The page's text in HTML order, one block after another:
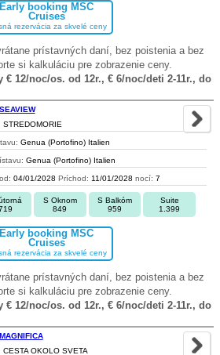
Early booking MSC
Cruises
rezervácia za skvelé ceny
prístavných daní, bez poistenia a bez
si kalkuláciu pre zobrazenie ceny.
12/noc/os. od 12r., € 6/noc/deti 2-11r., do
STREDOMORIE
Genua (Portofino) Italien
Genua (Portofino) Italien
04/01/2028 Príchod: 11/01/2028 nocí: 7
S Oknom
849
S Balkóm
959
Suite
1.399
Early booking MSC
Cruises
rezervácia za skvelé ceny
prístavných daní, bez poistenia a bez
si kalkuláciu pre zobrazenie ceny.
12/noc/os. od 12r., € 6/noc/deti 2-11r., do
CESTA OKOLO SVETA